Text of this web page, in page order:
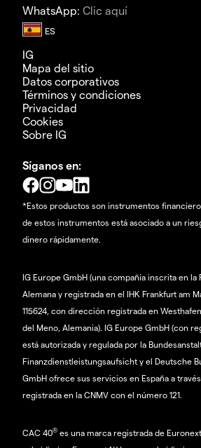
WhatsApp: Clic aquí
IG
Mapa del sitio
Datos corporativos
Términos y condiciones
Privacidad
Cookies
Sobre IG
Síganos en:
*Estos productos son instrumentos
de estos instrumentos está asociado a un
dinero rápidamente.
IG Europe GmbH (una compañía inscrita en la
Alemana y registrada en el IHK Frankfurt am
115624, con dirección registrada en
del Meno, Alemania). IG Europe GmbH (con
está autorizada y regulada por la
Finanzdienstleistungsaufsicht y el Deutsche
GmbH ofrece sus servicios en España a
registrada en la CNMV con el número 121.
CAC 40® es una marca registrada de Euronext